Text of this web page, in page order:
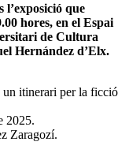
l’exposició que
hores, en el Espai
de Cultura
Hernández d’Elx.
itinerari per la ficció
2025.
Zaragozí.